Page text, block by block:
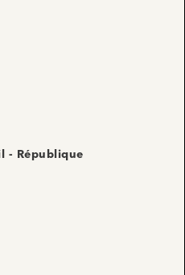
- République